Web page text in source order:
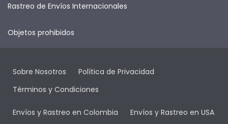
Rastreo de Envíos Internacionales
Objetos prohibidos
Sobre Nosotros
Política de Privacidad
Términos y Condiciones
Envíos y Rastreo en Colombia Envíos y Rastreo en USA